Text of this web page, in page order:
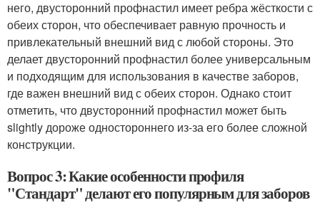
него, двусторонний профнастил имеет ребра жёсткости с
обеих сторон, что обеспечивает равную прочность и
привлекательный внешний вид с любой стороны. Это
делает двусторонний профнастил более универсальным
и подходящим для использования в качестве заборов,
где важен внешний вид с обеих сторон. Однако стоит
отметить, что двусторонний профнастил может быть
slightly дороже одностороннего из-за его более сложной
конструкции.
Вопрос 3: Какие особенности профиля
"Стандарт" делают его популярным для заборов